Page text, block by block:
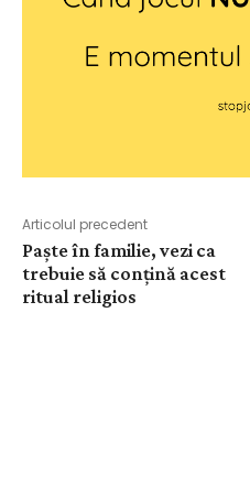
Articolul precedent
Paște în familie, vezi ca
trebuie să conțină acest
ritual religios